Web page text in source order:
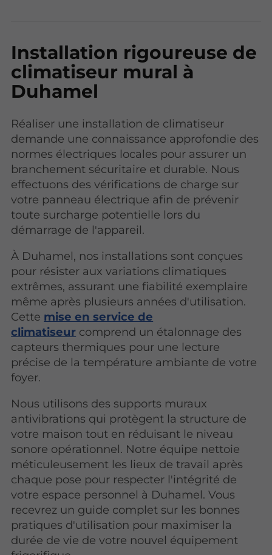
Installation rigoureuse de
climatiseur mural à
Duhamel
Réaliser une installation de climatiseur
demande une connaissance approfondie des
normes électriques locales pour assurer un
branchement sécuritaire et durable. Nous
effectuons des vérifications de charge sur
votre panneau électrique afin de prévenir
toute surcharge potentielle lors du
démarrage de l'appareil.
À Duhamel, nos installations sont conçues
pour résister aux variations climatiques
extrêmes, assurant une fiabilité exemplaire
même après plusieurs années d'utilisation.
Cette mise en service de
climatiseur comprend un étalonnage des
capteurs thermiques pour une lecture
précise de la température ambiante de votre
foyer.
Nous utilisons des supports muraux
antivibrations qui protègent la structure de
votre maison tout en réduisant le niveau
sonore opérationnel. Notre équipe nettoie
méticuleusement les lieux de travail après
chaque pose pour respecter l'intégrité de
votre espace personnel à Duhamel. Vous
recevrez un guide complet sur les bonnes
pratiques d'utilisation pour maximiser la
durée de vie de votre nouvel équipement